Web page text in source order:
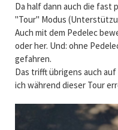
Da half dann auch die
"Tour" Modus
Auch mit dem Pedelec
oder her. Und: ohne
gefahren.
Das trifft übrigens auch
ich während dieser Tour